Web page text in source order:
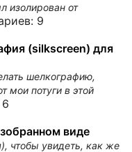
изолирован от
9
(silkscreen) для
шелкографию,
мои потуги в этой
виде
чтобы увидеть, как же